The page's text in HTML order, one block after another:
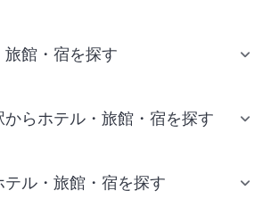
館・宿を探す
らホテル・旅館・宿を探す
ル・旅館・宿を探す